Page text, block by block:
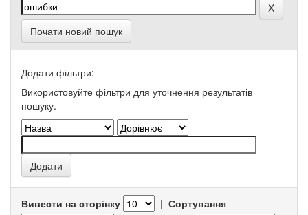
Почати новий пошук
Додати фільтри:
Використовуйте фільтри для уточнення результатів
пошуку.
Вивести на сторінку | Сортування